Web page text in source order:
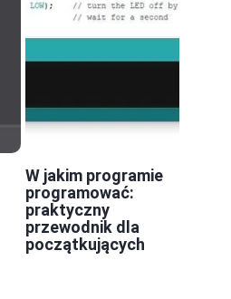
W jakim programie
programować:
praktyczny
przewodnik dla
początkujących